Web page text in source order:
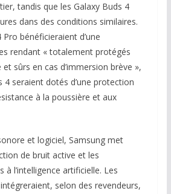
tandis que les Galaxy Buds 4
dans des conditions similaires.
bénéficieraient d’une
rendant « totalement protégés
sûrs en cas d’immersion brève »,
4 seraient dotés d’une protection
à la poussière et aux
et logiciel, Samsung met
de bruit active et les
l’intelligence artificielle. Les
selon des revendeurs,